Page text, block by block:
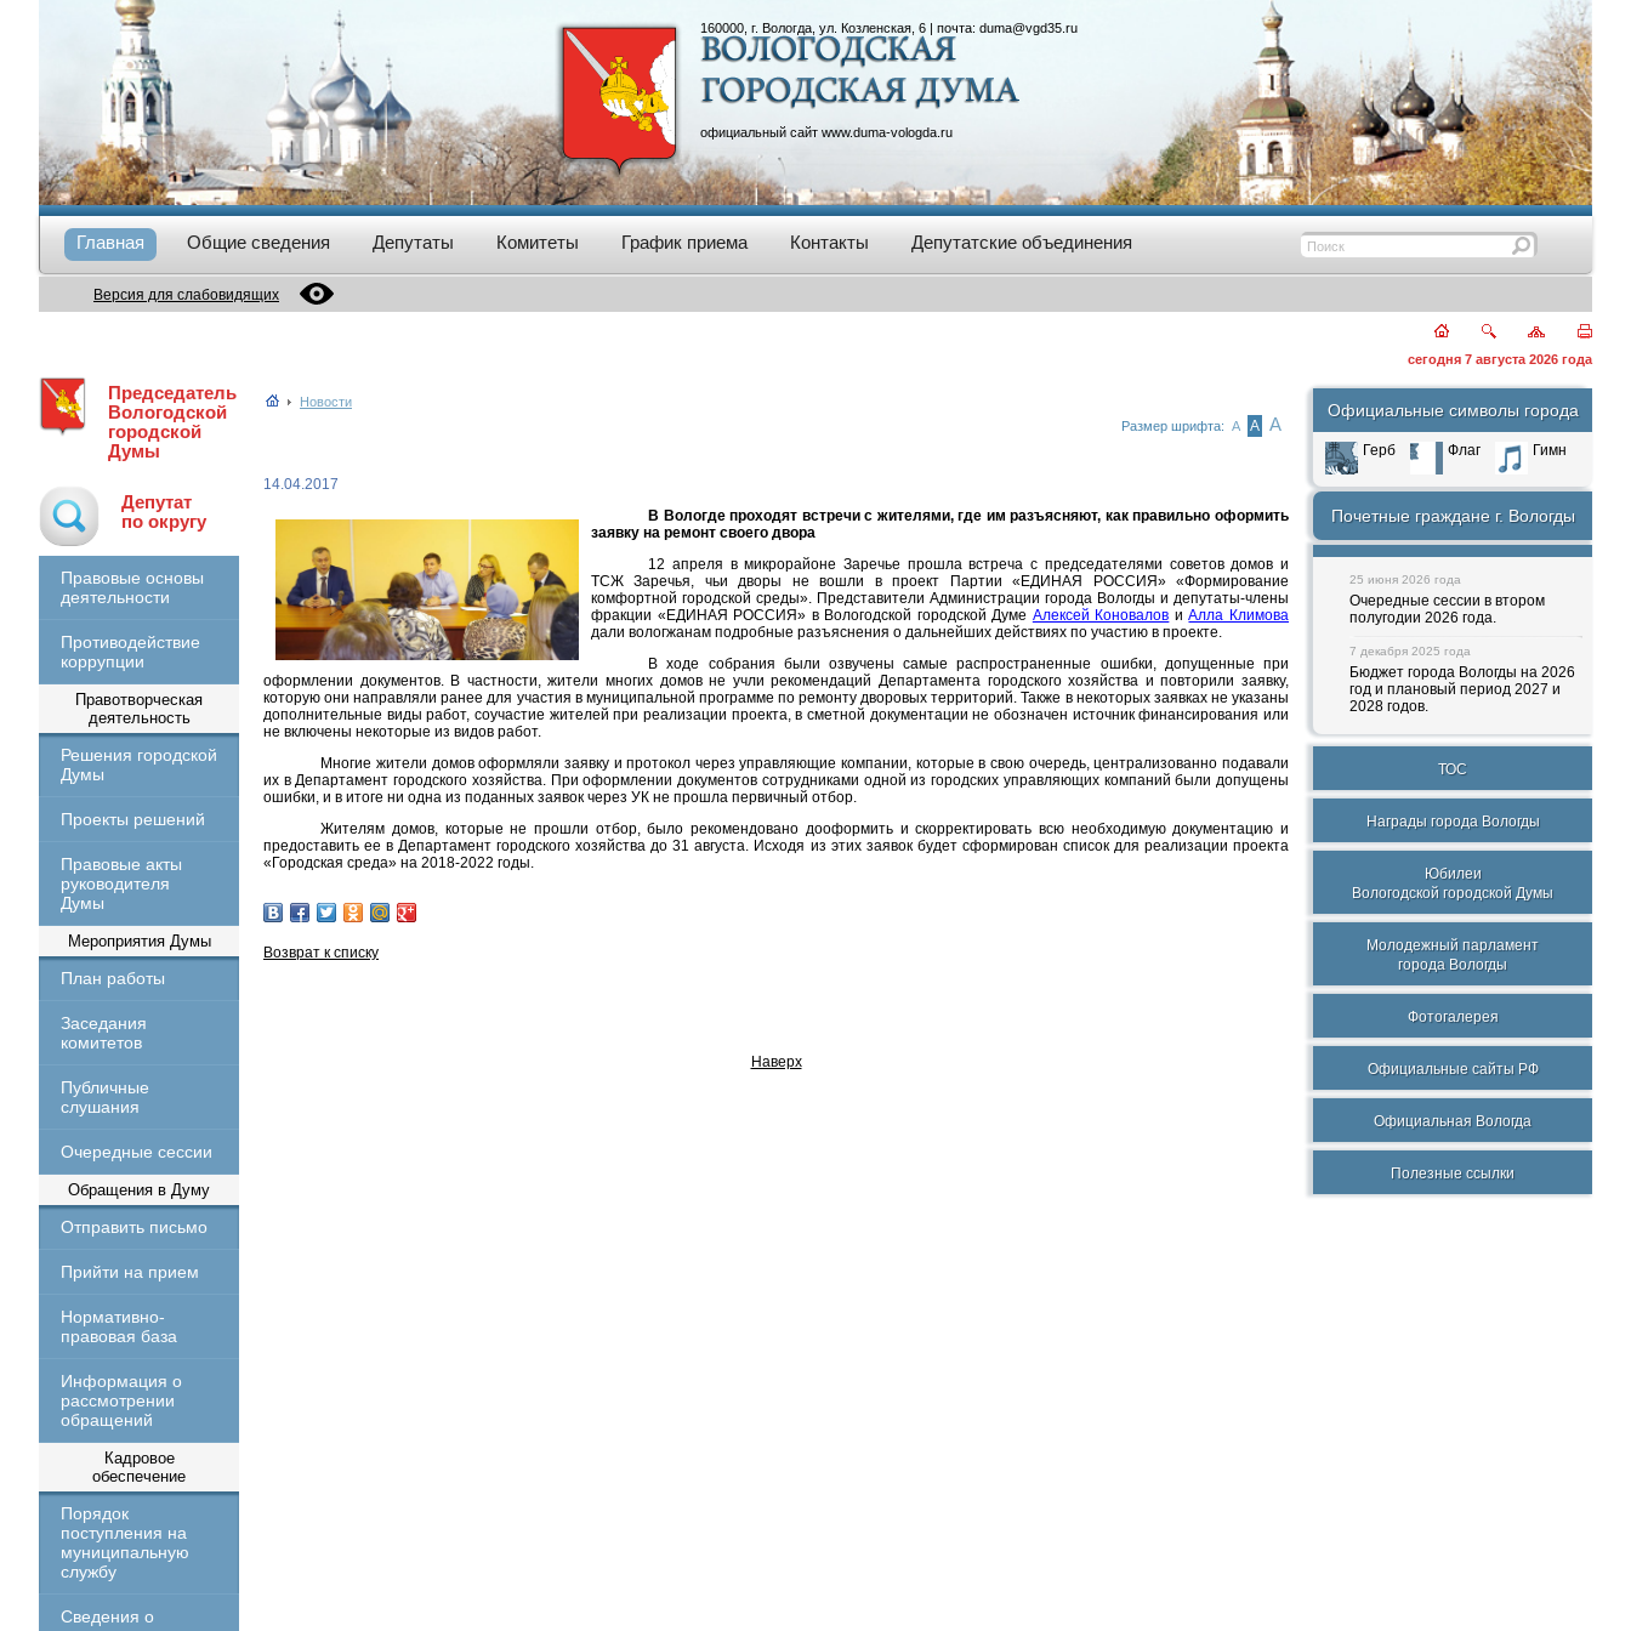
160000, г. Вологда, ул. Козленская, 6 | почта: duma@vgd35.ru
официальный сайт www.duma-vologda.ru
Главная Общие сведения Депутаты Комитеты График приема Контакты Депутатские объединения
Версия для слабовидящих
сегодня 7 августа 2026 года
Председатель
Вологодской
городской
Думы
Депутат
по округу
Правовые основы
деятельности
Противодействие
коррупции
Правотворческая
деятельность
Решения городской
Думы
Проекты решений
Правовые акты
руководителя
Думы
Мероприятия Думы
План работы
Заседания
комитетов
Публичные
слушания
Очередные сессии
Обращения в Думу
Отправить письмо
Прийти на прием
Нормативно-
правовая база
Информация о
рассмотрении
обращений
Кадровое
обеспечение
Порядок
поступления на
муниципальную
службу
Сведения о
Новости
Размер шрифта: А А А
14.04.2017
В Вологде проходят встречи с жителями, где им разъясняют, как правильно оформить
заявку на ремонт своего двора
12 апреля в микрорайоне Заречье прошла встреча с председателями советов домов и
ТСЖ Заречья, чьи дворы не вошли в проект Партии «ЕДИНАЯ РОССИЯ» «Формирование
комфортной городской среды». Представители Администрации города Вологды и депутаты-члены
фракции «ЕДИНАЯ РОССИЯ» в Вологодской городской Думе Алексей Коновалов иАлла Климова
дали вологжанам подробные разъяснения о дальнейших действиях по участию в проекте.
В ходе собрания были озвучены самые распространенные ошибки, допущенные при
оформлении документов. В частности, жители многих домов не учли рекомендаций Департамента городского хозяйства и повторили заявку,
которую они направляли ранее для участия в муниципальной программе по ремонту дворовых территорий. Также в некоторых заявках не указаны
дополнительные виды работ, соучастие жителей при реализации проекта, в сметной документации не обозначен источник финансирования или
не включены некоторые из видов работ.
Многие жители домов оформляли заявку и протокол через управляющие компании, которые в свою очередь, централизованно подавали
их в Департамент городского хозяйства. При оформлении документов сотрудниками одной из городских управляющих компаний были допущены
ошибки, и в итоге ни одна из поданных заявок через УК не прошла первичный отбор.
Жителям домов, которые не прошли отбор, было рекомендовано дооформить и скорректировать всю необходимую документацию и
предоставить ее в Департамент городского хозяйства до 31 августа. Исходя из этих заявок будет сформирован список для реализации проекта
«Городская среда» на 2018-2022 годы.
Возврат к списку
Наверх
Официальные символы города
Герб Флаг Гимн
Почетные граждане г. Вологды
25 июня 2026 года
Очередные сессии в втором
полугодии 2026 года.
7 декабря 2025 года
Бюджет города Вологды на 2026
год и плановый период 2027 и
2028 годов.
ТОС
Награды города Вологды
Юбилеи
Вологодской городской Думы
Молодежный парламент
города Вологды
Фотогалерея
Официальные сайты РФ
Официальная Вологда
Полезные ссылки